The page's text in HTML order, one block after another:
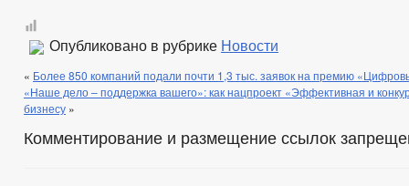
Опубликовано в рубрике Новости
« Более 850 компаний подали почти 1,3 тыс. заявок на премию
«Наше дело – поддержка вашего»: как нацпроект «Эффективная и
бизнесу »
Комментирование и размещение ссылок